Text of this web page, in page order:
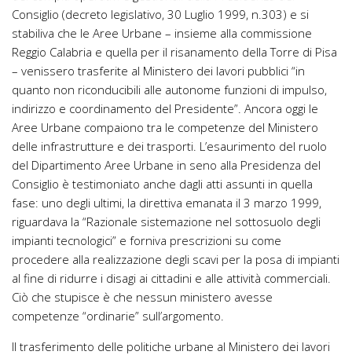
Consiglio (decreto legislativo, 30 Luglio 1999, n.303) e si
stabiliva che le Aree Urbane – insieme alla commissione
Reggio Calabria e quella per il risanamento della Torre di Pisa
– venissero trasferite al Ministero dei lavori pubblici “in
quanto non riconducibili alle autonome funzioni di impulso,
indirizzo e coordinamento del Presidente”. Ancora oggi le
Aree Urbane compaiono tra le competenze del Ministero
delle infrastrutture e dei trasporti. L’esaurimento del ruolo
del Dipartimento Aree Urbane in seno alla Presidenza del
Consiglio è testimoniato anche dagli atti assunti in quella
fase: uno degli ultimi, la direttiva emanata il 3 marzo 1999,
riguardava la “Razionale sistemazione nel sottosuolo degli
impianti tecnologici” e forniva prescrizioni su come
procedere alla realizzazione degli scavi per la posa di impianti
al fine di ridurre i disagi ai cittadini e alle attività commerciali.
Ciò che stupisce è che nessun ministero avesse
competenze “ordinarie” sull’argomento.
Il trasferimento delle politiche urbane al Ministero dei lavori